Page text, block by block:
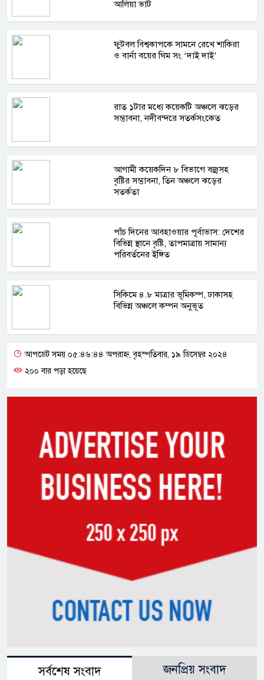
আলিয়া ভাট
ফুটবল বিশ্বকাপকে সামনে রেখে শাকিরা
ও বার্না বয়ের থিম সং ‘দাই দাই’
রাত ১টার মধ্যে কয়েকটি অঞ্চলে ঝড়ের
সম্ভাবনা, নদীবন্দরে সতর্কসংকেত
আগামী কয়েকদিন ৮ বিভাগে বজ্রসহ
বৃষ্টির সম্ভাবনা, তিন অঞ্চলে ঝড়ের
সতর্কতা
পাঁচ দিনের আবহাওয়ার পূর্বাভাস: দেশের
বিভিন্ন স্থানে বৃষ্টি, তাপমাত্রায় সামান্য
পরিবর্তনের ইঙ্গিত
সিকিমে ৪.৮ মাত্রার ভূমিকম্প, ঢাকাসহ
বিভিন্ন অঞ্চলে কম্পন অনুভূত
আপডেট সময় ০৫:৪৬:৪৪ অপরাহ্ন, বৃহস্পতিবার, ১৯ ডিসেম্বর ২০২৪
২০০ বার পড়া হয়েছে
সর্বশেষ সংবাদ জনপ্রিয় সংবাদ